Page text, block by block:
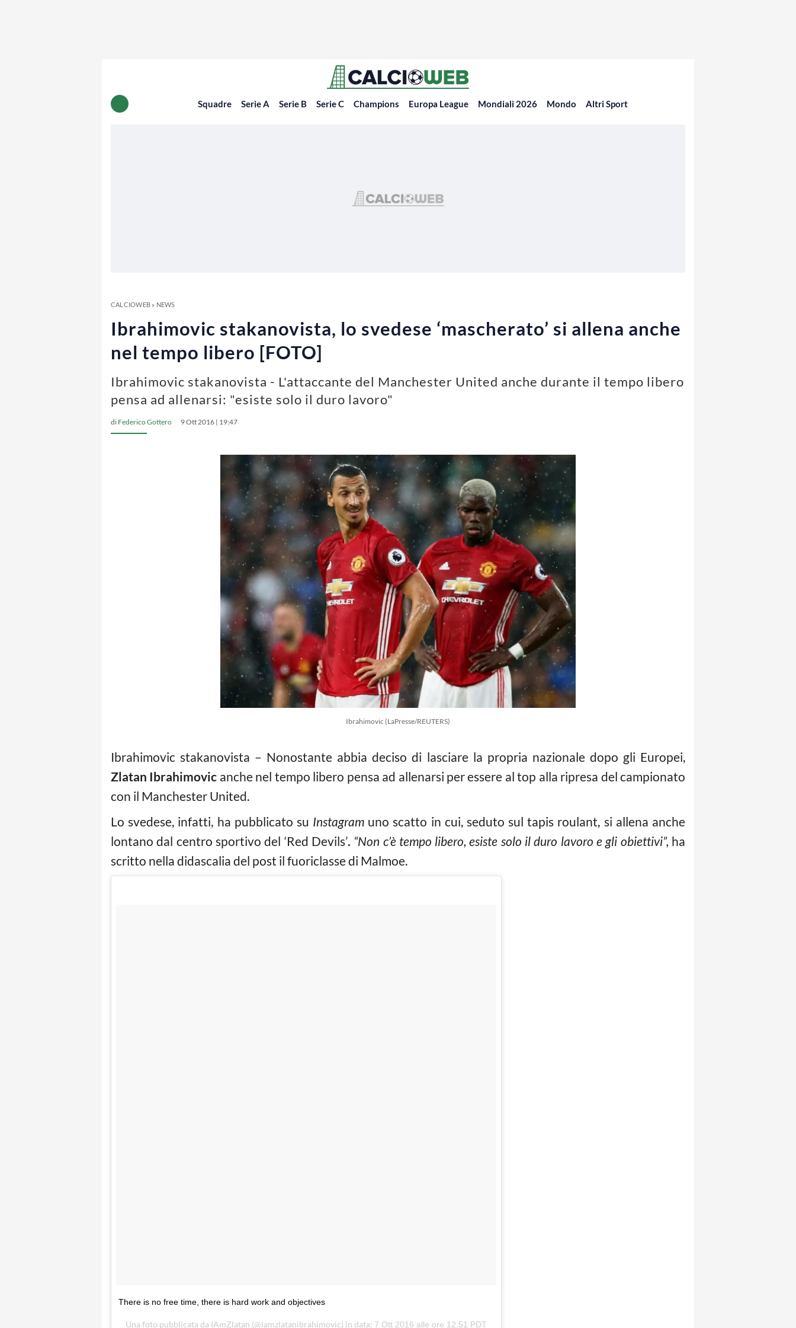
Squadre Serie A Serie B Serie C Champions Europa League Mondiali 2026 Mondo Altri Sport
CALCIOWEB» NEWS
Ibrahimovic stakanovista, lo svedese ‘mascherato’ si allena anche
nel tempo libero [FOTO]
Ibrahimovic stakanovista - L'attaccante del Manchester United anche durante il tempo libero
pensa ad allenarsi: "esiste solo il duro lavoro"
di Federico Gottero 9 Ott 2016 | 19:47
Ibrahimovic (LaPresse/REUTERS)
Ibrahimovic stakanovista – Nonostante abbia deciso di lasciare la propria nazionale dopo gli Europei,
Zlatan Ibrahimovic anche nel tempo libero pensa ad allenarsi per essere al top alla ripresa del campionato
con il Manchester United.
Lo svedese, infatti, ha pubblicato su Instagram uno scatto in cui, seduto sul tapis roulant, si allena anche
lontano dal centro sportivo del ‘Red Devils’. “Non c’è tempo libero, esiste solo il duro lavoro e gli obiettivi”, ha
scritto nella didascalia del post il fuoriclasse di Malmoe.
There is no free time, there is hard work and objectives
Una foto pubblicata da IAmZlatan (@iamzlatanibrahimovic) in data: 7 Ott 2016 alle ore 12:51 PDT